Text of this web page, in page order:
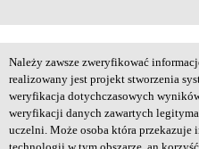
Należy zawsze zweryfikować
Należy zawsze zweryfikować
realizowany jest projekt stworzenia
weryfikacja dotychczasowych
weryfikacji danych zawartych
uczelni. Może osoba która